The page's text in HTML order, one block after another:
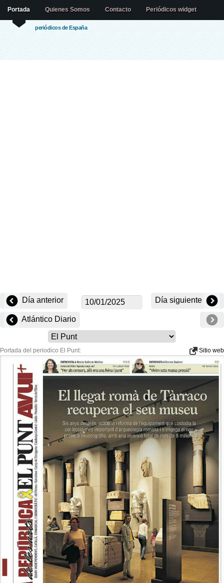
periódicos de España
Portada Quienes Somos Contacto Periódicos widget
Día anterior Día siguiente
Atlántico Diario
Portada del periodico El Punt: Sitio web